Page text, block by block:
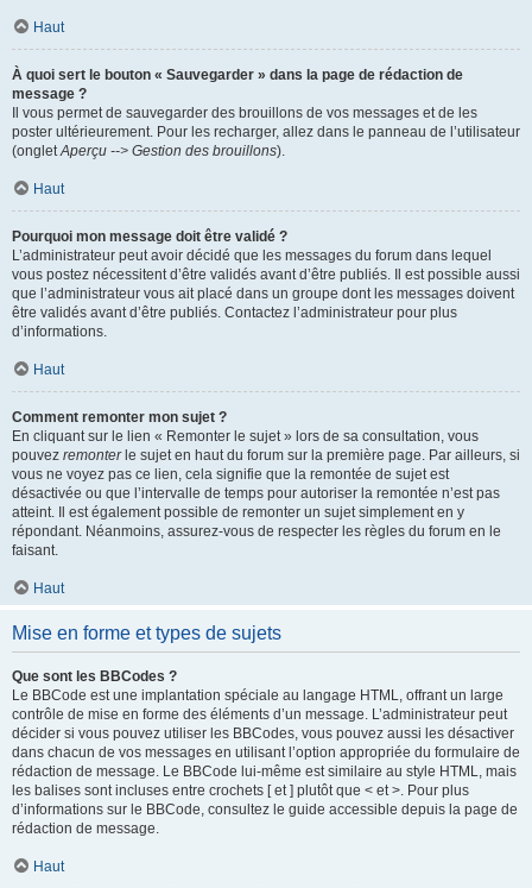
Haut
À quoi sert le bouton « Sauvegarder » dans la page de rédaction de
message ?
Il vous permet de sauvegarder des brouillons de vos messages et de les
poster ultérieurement. Pour les recharger, allez dans le panneau de l’utilisateur
(ongletAperçu --> Gestion des brouillons).
Haut
Pourquoi mon message doit être validé ?
L’administrateur peut avoir décidé que les messages du forum dans lequel
vous postez nécessitent d’être validés avant d’être publiés. Il est possible aussi
que l’administrateur vous ait placé dans un groupe dont les messages doivent
être validés avant d’être publiés. Contactez l’administrateur pour plus
d’informations.
Haut
Comment remonter mon sujet ?
En cliquant sur le lien « Remonter le sujet » lors de sa consultation, vous
pouvez remonterle sujet en haut du forum sur la première page. Par ailleurs, si
vous ne voyez pas ce lien, cela signifie que la remontée de sujet est
désactivée ou que l’intervalle de temps pour autoriser la remontée n’est pas
atteint. Il est également possible de remonter un sujet simplement en y
répondant. Néanmoins, assurez-vous de respecter les règles du forum en le
faisant.
Haut
Mise en forme et types de sujets
Que sont les BBCodes ?
Le BBCode est une implantation spéciale au langage HTML, offrant un large
contrôle de mise en forme des éléments d’un message. L’administrateur peut
décider si vous pouvez utiliser les BBCodes, vous pouvez aussi les désactiver
dans chacun de vos messages en utilisant l’option appropriée du formulaire de
rédaction de message. Le BBCode lui-même est similaire au style HTML, mais
les balises sont incluses entre crochets [ et ] plutôt que < et >. Pour plus
d’informations sur le BBCode, consultez le guide accessible depuis la page de
rédaction de message.
Haut